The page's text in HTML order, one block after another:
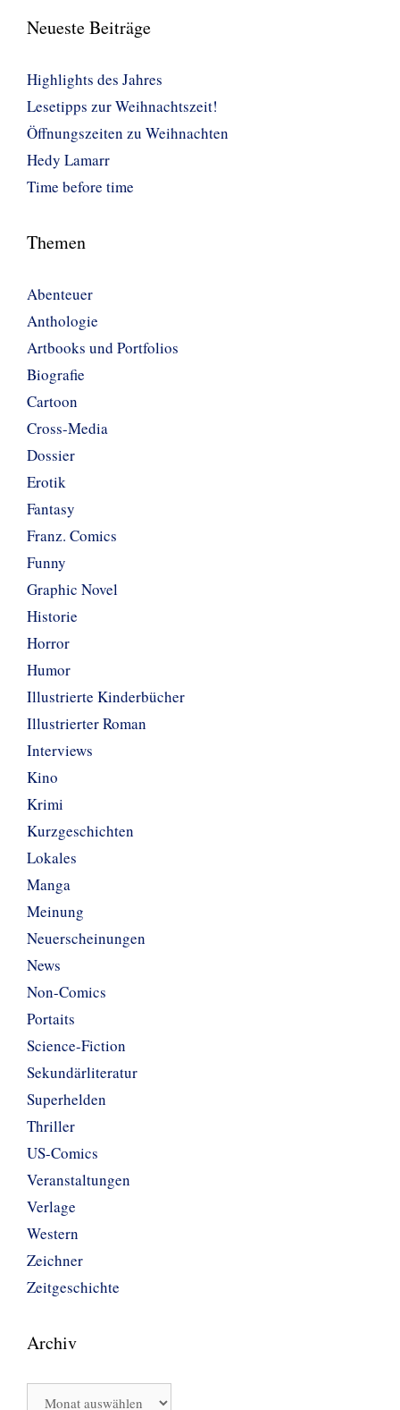
Neueste Beiträge
Highlights des Jahres
Lesetipps zur Weihnachtszeit!
Öffnungszeiten zu Weihnachten
Hedy Lamarr
Time before time
Themen
Abenteuer
Anthologie
Artbooks und Portfolios
Biografie
Cartoon
Cross-Media
Dossier
Erotik
Fantasy
Franz. Comics
Funny
Graphic Novel
Historie
Horror
Humor
Illustrierte Kinderbücher
Illustrierter Roman
Interviews
Kino
Krimi
Kurzgeschichten
Lokales
Manga
Meinung
Neuerscheinungen
News
Non-Comics
Portaits
Science-Fiction
Sekundärliteratur
Superhelden
Thriller
US-Comics
Veranstaltungen
Verlage
Western
Zeichner
Zeitgeschichte
Archiv